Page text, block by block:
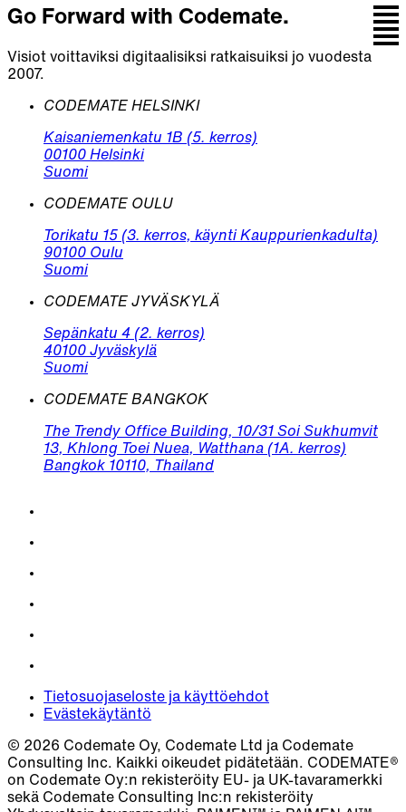
Go Forward with Codemate.
Visiot voittaviksi digitaalisiksi ratkaisuiksi jo vuodesta
2007.
CODEMATE HELSINKI
Kaisaniemenkatu 1B (5. kerros)
00100 Helsinki
Suomi
CODEMATE OULU
Torikatu 15 (3. kerros, käynti Kauppurienkadulta)
90100 Oulu
Suomi
CODEMATE JYVÄSKYLÄ
Sepänkatu 4 (2. kerros)
40100 Jyväskylä
Suomi
CODEMATE BANGKOK
The Trendy Office Building, 10/31 Soi Sukhumvit
13, Khlong Toei Nuea, Watthana (1A. kerros)
Bangkok 10110, Thailand
Tietosuojaseloste ja käyttöehdot
Evästekäytäntö
© 2026 Codemate Oy, Codemate Ltd ja Codemate
Consulting Inc. Kaikki oikeudet pidätetään. CODEMATE®
on Codemate Oy:n rekisteröity EU- ja UK-tavaramerkki
sekä Codemate Consulting Inc:n rekisteröity